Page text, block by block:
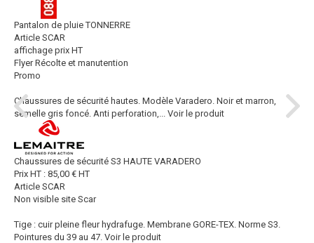
Pantalon de pluie TONNERRE
Article SCAR
affichage prix HT
Flyer Récolte et manutention
Promo
Chaussures de sécurité hautes. Modèle Varadero. Noir et marron,
semelle gris foncé. Anti perforation,...
Voir le produit
Chaussures de sécurité S3 HAUTE VARADERO
Prix HT : 85,00 € HT
Article SCAR
Non visible site Scar
Tige : cuir pleine fleur hydrafuge. Membrane GORE-TEX. Norme S3.
Pointures du 39 au 47. Voir le produit